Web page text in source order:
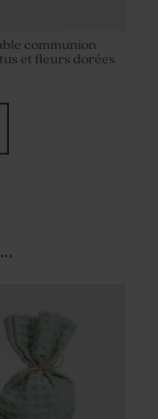
communion
et fleurs dorées